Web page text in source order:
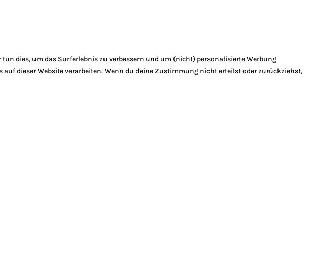
dies, um das Surferlebnis zu verbessern und um (nicht) personalisierte Werbung
dieser Website verarbeiten. Wenn du deine Zustimmung nicht erteilst oder zurückziehst,